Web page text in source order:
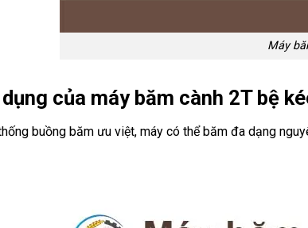
Máy
của máy băm cành 2T bệ
buồng băm ưu việt, máy có thể băm đa dạng